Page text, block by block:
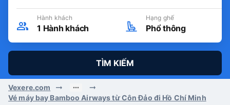
Hành khách
1 Hành khách
Hạng ghế
Phổ thông
TÌM KIẾM
Vexere.com
Vé máy bay Bamboo Airways từ Côn Đảo đi Hồ Chí Minh